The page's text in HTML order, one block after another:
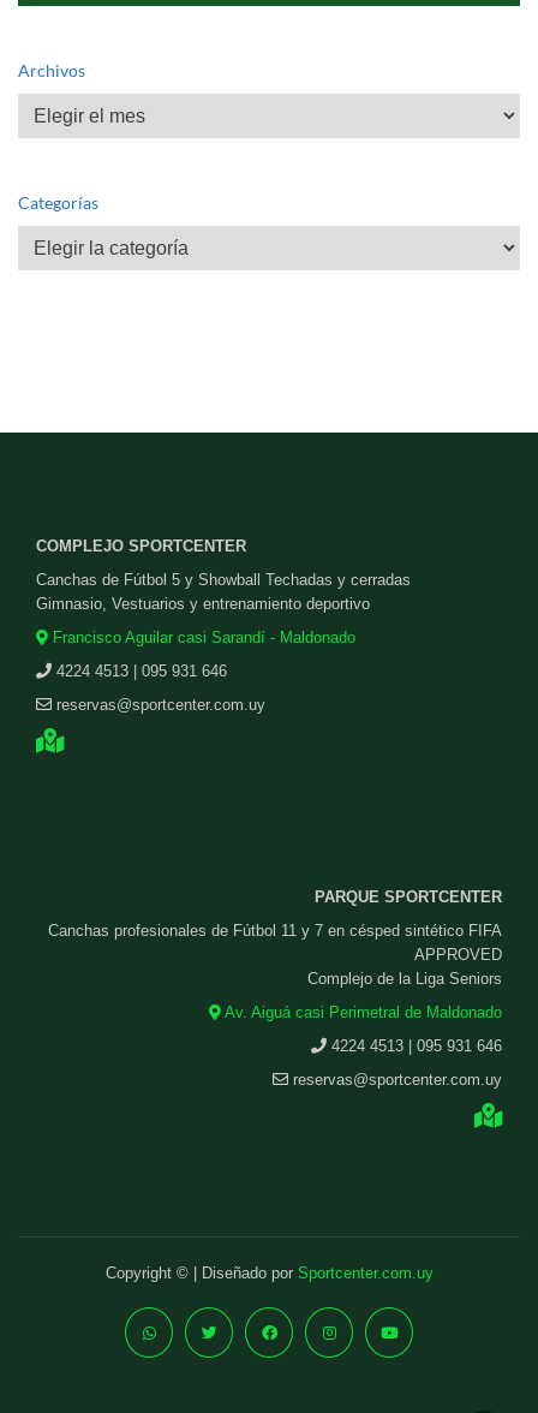
Archivos
Archivos
Categorías
Categorías
COMPLEJO SPORTCENTER
Canchas de Fútbol 5 y Showball Techadas y cerradas
Gimnasio, Vestuarios y entrenamiento deportivo
Francisco Aguilar casi Sarandí - Maldonado
4224 4513 | 095 931 646
reservas@sportcenter.com.uy
PARQUE SPORTCENTER
Canchas profesionales de Fútbol 11 y 7 en césped sintético FIFA
APPROVED
Complejo de la Liga Seniors
Av. Aiguá casi Perimetral de Maldonado
4224 4513 | 095 931 646
reservas@sportcenter.com.uy
Copyright © | Diseñado por Sportcenter.com.uy